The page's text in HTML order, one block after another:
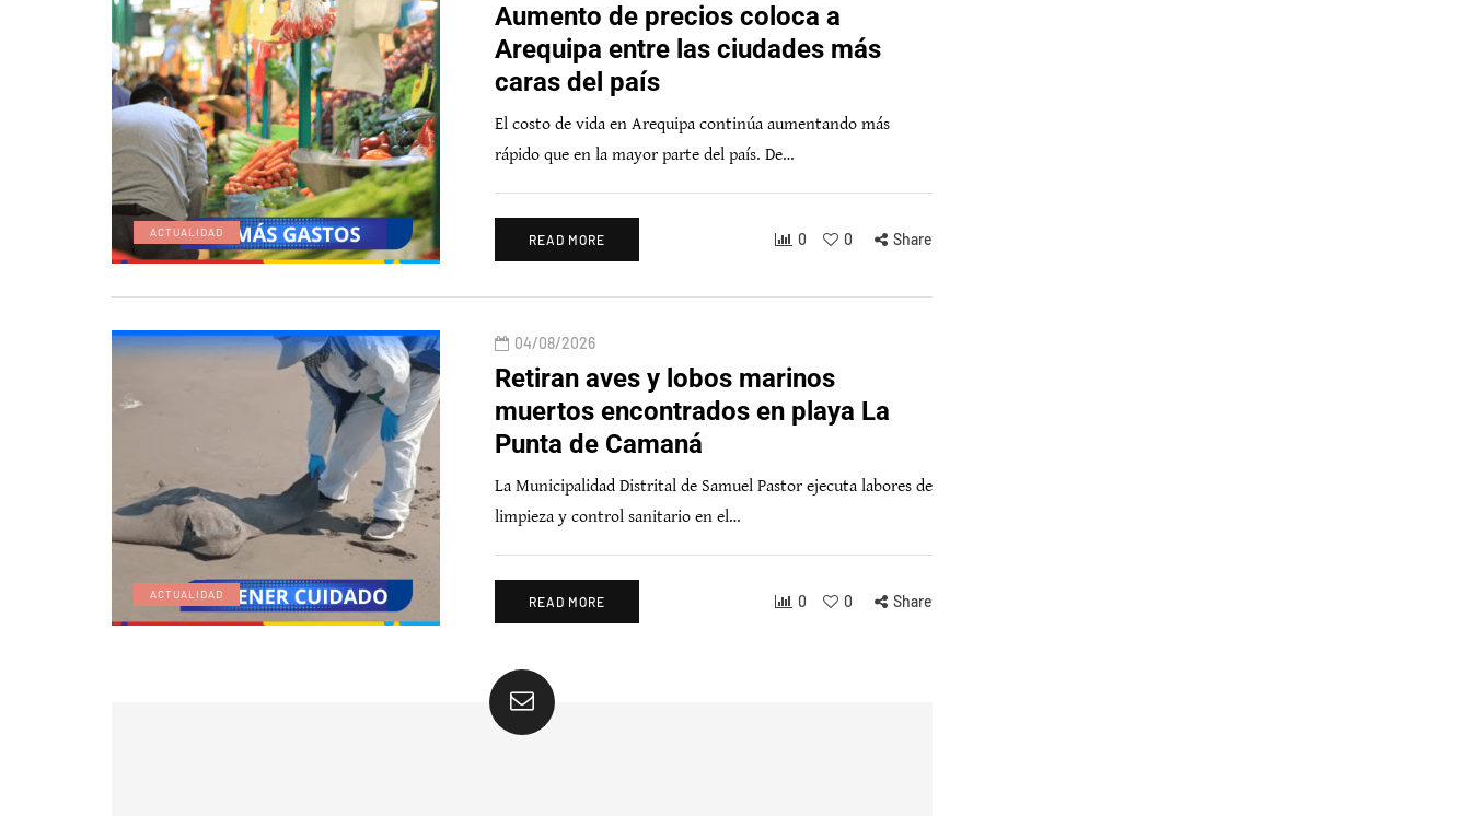
ACTUALIDAD
Aumento de precios coloca a
Arequipa entre las ciudades más
caras del país
El costo de vida en Arequipa continúa aumentando más
rápido que en la mayor parte del país. De…
READ MORE 0 0 Share
ACTUALIDAD
04/08/2026
Retiran aves y lobos marinos
muertos encontrados en playa La
Punta de Camaná
La Municipalidad Distrital de Samuel Pastor ejecuta labores de
limpieza y control sanitario en el…
READ MORE 0 0 Share